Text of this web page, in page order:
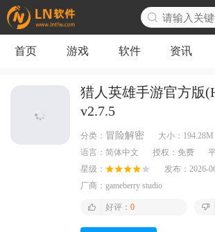
首页 游戏 软件 资讯
猎人英雄手游官方版
v2.7.5
分类： 冒险解密 大小： 194.28M
语言： 简体中文 授权： 免费
星级：
发布： 2026-
厂商： gameberry studio
好评： 0